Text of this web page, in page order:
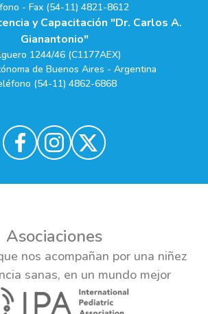
- Fax (54-11) 4821-8612
y Capacitación "Dr. Carlos A.
Gianantonio"
1244/46 (C1177AEX)
de Buenos Aires - Argentina
(54-11) 4862-6868
Asociaciones
nos acompañan por una niñez
sanas, en un mundo mejor